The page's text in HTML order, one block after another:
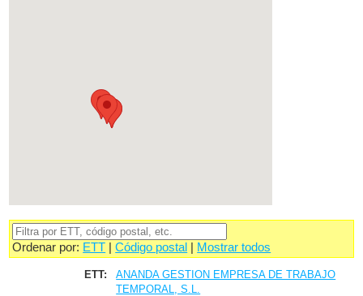
Ordenar por: ETT |Código postal | Mostrar todos
ETT:
ANANDA GESTION EMPRESA DE TRABAJO
TEMPORAL, S.L.